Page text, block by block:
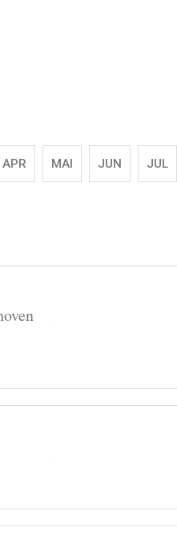
APR MAI JUN JUL